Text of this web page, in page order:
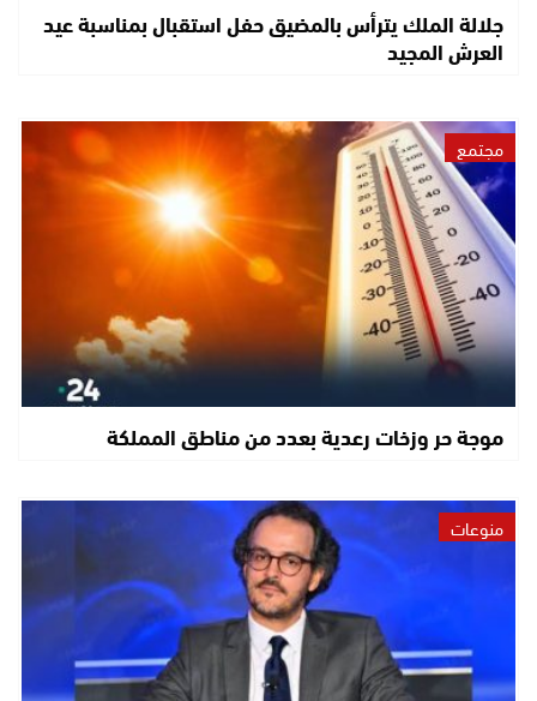
جلالة الملك يترأس بالمضيق حفل استقبال بمناسبة عيد
العرش المجيد
مجتمع
موجة حر وزخات رعدية بعدد من مناطق المملكة
منوعات